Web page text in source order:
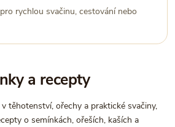
rychlou svačinu, cestování nebo
a recepty
těhotenství, ořechy a praktické svačiny,
o semínkách, ořeších, kaších a